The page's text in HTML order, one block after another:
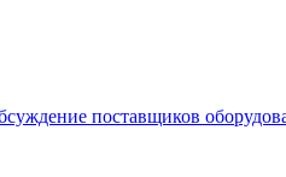
поставщиков